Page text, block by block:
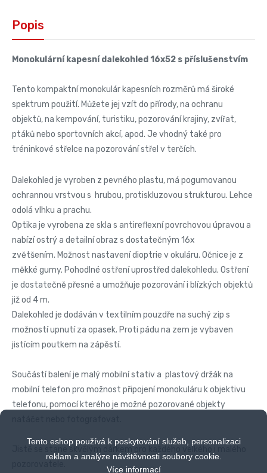
Tento eshop používá k poskytování služeb, personalizaci
reklam a analýze návštěvnosti soubory cookie.
Více informací
Popis
Monokulární kapesní dalekohled 16x52 s příslušenstvím
Tento kompaktní monokulár kapesních rozměrů má široké
spektrum použití. Můžete jej vzít do přírody, na ochranu
objektů, na kempování, turistiku, pozorování krajiny, zvířat,
ptáků nebo sportovních akcí, apod. Je vhodný také pro
tréninkové střelce na pozorování střel v terčích.
Dalekohled je vyroben z pevného plastu, má pogumovanou
ochrannou vrstvou s hrubou, protiskluzovou strukturou. Lehce
odolá vlhku a prachu.
Optika je vyrobena ze skla s antireflexní povrchovou úpravou a
nabízí ostrý a detailní obraz s dostatečným 16x
zvětšením. Možnost nastavení dioptrie v okuláru. Očnice je z
měkké gumy. Pohodlné ostření uprostřed dalekohledu. Ostření
je dostatečně přesné a umožňuje pozorování i blízkých objektů
již od 4 m.
Dalekohled je dodáván v textilním pouzdře na suchý zip s
možností upnutí za opasek. Proti pádu na zem je vybaven
jistícím poutkem na zápěstí.
Součástí balení je malý mobilní stativ a plastový držák na
mobilní telefon pro možnost připojení monokuláru k objektivu
telefonu, pomocí kterého je možné pozorované objekty
Jistě se stane skvělým dárkem pro každého velkého i malého